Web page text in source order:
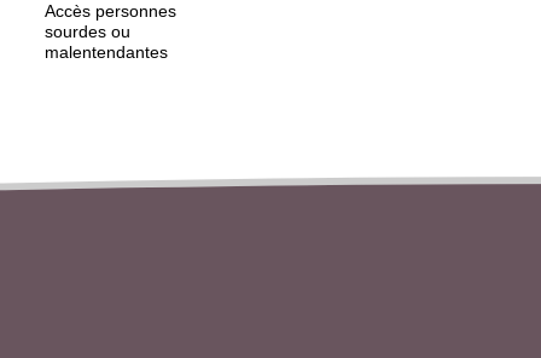
Accès personnes
sourdes ou
malentendantes